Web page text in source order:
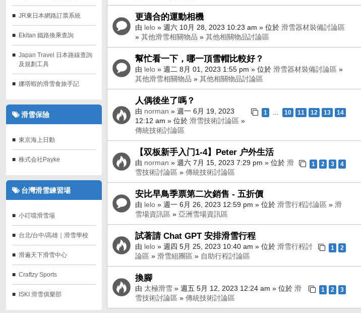
更適合的運動相機
由 lelo » 週六 10月 28, 2023 10:23 am » 位於 滑雪器材裝備討論區
» 其他滑雪相關物品 » 其他相關物品討論區
幫忙看一下，哪一頂雪帽比較好？
由 lelo » 週二 8月 01, 2023 1:55 pm » 位於 滑雪器材裝備討論區 »
其他滑雪相關物品 » 其他相關物品討論區
人偶後坐了嗎？
1 10 11 12 13 14
由 norman » 週一 6月 19, 2023
12:12 am » 位於 滑雪技術討論區 »
傳統技術討論區
【双板新手入门1-4】Peter 户外生活
1 2 3 4
由 norman » 週六 7月 15, 2023 7:29 pm » 位於 滑
雪技術討論區 » 傳統技術討論區
安比早鳥季票第二次銷售 - 五折價
由 lelo » 週一 6月 26, 2023 12:59 pm » 位於 滑雪行程討論區 » 滑
雪場資訊區 » 亞洲雪場資訊區
試著請 Chat GPT 安排滑雪行程
1 2
由 lelo » 週四 5月 25, 2023 10:40 am » 位於 滑雪行程討
論區 » 滑雪組團區 » 自助行程討論區
換腳
1 2 3
由 太極滑雪 » 週五 5月 12, 2023 12:24 am » 位於 滑
雪技術討論區 » 傳統技術討論區
JR東日本網路訂票系統
Ekitan 鐵路換乘查詢
Japan Travel 日本路線查詢
及規劃工具
娜塔蝦的滑雪食旅手記
滑雪保險
東京海上日動
株式会社Payke
台灣滑雪練習場
小叮噹滑雪場
台北/台中/高雄｜滑雪學校
滑遍天下滑雪中心
Craftzy Sports
ISKI 滑雪俱樂部